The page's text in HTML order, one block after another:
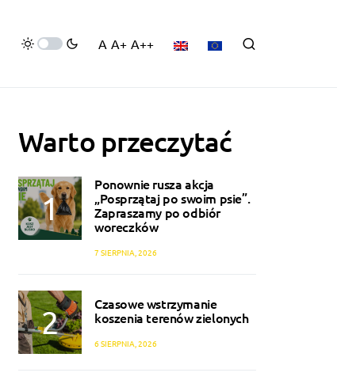
A A+ A++
Warto przeczytać
Ponownie rusza akcja
„Posprzątaj po swoim psie”.
Zapraszamy po odbiór
woreczków
7 SIERPNIA, 2026
Czasowe wstrzymanie
koszenia terenów zielonych
6 SIERPNIA, 2026